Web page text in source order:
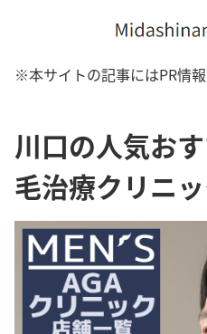
※本サイトの記事にはPR情報
川口の人気お
毛治療クリニ